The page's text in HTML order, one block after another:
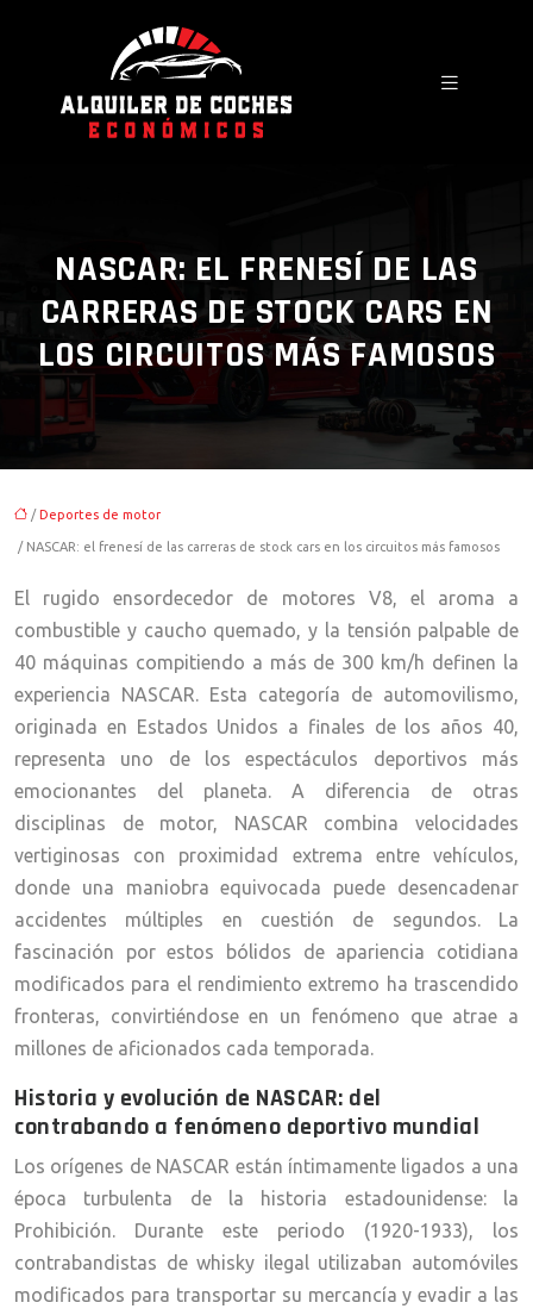
NASCAR: EL FRENESÍ DE LAS
CARRERAS DE STOCK CARS EN
LOS CIRCUITOS MÁS FAMOSOS
/Deportes de motor
/ NASCAR: el frenesí de las carreras de stock cars en los circuitos más famosos
El rugido ensordecedor de motores V8, el aroma a
combustible y caucho quemado, y la tensión palpable de
40 máquinas compitiendo a más de 300 km/h definen la
experiencia NASCAR. Esta categoría de automovilismo,
originada en Estados Unidos a finales de los años 40,
representa uno de los espectáculos deportivos más
emocionantes del planeta. A diferencia de otras
disciplinas de motor, NASCAR combina velocidades
vertiginosas con proximidad extrema entre vehículos,
donde una maniobra equivocada puede desencadenar
accidentes múltiples en cuestión de segundos. La
fascinación por estos bólidos de apariencia cotidiana
modificados para el rendimiento extremo ha trascendido
fronteras, convirtiéndose en un fenómeno que atrae a
millones de aficionados cada temporada.
Historia y evolución de NASCAR: del
contrabando a fenómeno deportivo mundial
Los orígenes de NASCAR están íntimamente ligados a una
época turbulenta de la historia estadounidense: la
Prohibición. Durante este periodo (1920-1933), los
contrabandistas de whisky ilegal utilizaban automóviles
modificados para transportar su mercancía y evadir a las